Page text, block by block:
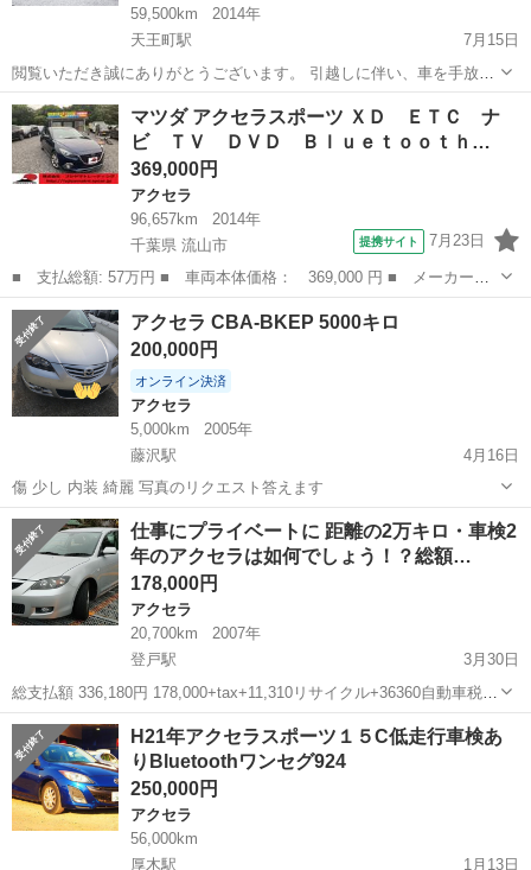
59,500km
2014年
天王町駅
7月15日
閲覧いただき誠にありがとうございます。 引越しに伴い、車を手放す
ことになりましたので掲載いたします。できる限り実車確認可能な方
にお譲りできればと存じます。 【車の紹介】 特徴は主に下記3点で
す。 ①運転好きにピッタリのビッ...
神奈川 横浜市 天王町駅 アクセラ
マツダ アクセラスポーツ ＸＤ ＥＴＣ ナ
ビ ＴＶ ＤＶＤ Ｂｌｕｅｔｏｏｔｈ…
369,000円
アクセラ
96,657km
2014年
千葉県 流山市
提携サイト 7月23日
■ 支払総額: 57万円 ■ 車両本体価格： 369,000 円 ■ メーカー
名： マツダ ■ 車種名： アクセラスポーツ ■ グレード名： Ｘ
Ｄ ＥＴＣ ナビ ＴＶ ＤＶＤ Ｂｌｕｅｔｏｏｔｈ サンルー
フ ドラレコ 電動...
千葉 流山市 アクセラ
アクセラ CBA-BKEP 5000キロ
200,000円
オンライン決済
アクセラ
5,000km
2005年
藤沢駅
4月16日
傷 少し 内装 綺麗 写真のリクエスト答えます
神奈川 藤沢市 藤沢駅 アクセラ 走行距離
仕事にプライベートに 距離の2万キロ・車検2
年のアクセラは如何でしょう！？総額…
178,000円
アクセラ
20,700km
2007年
登戸駅
3月30日
総支払額 336,180円 178,000+tax+11,310リサイクル+36360自動車税
+11,000登録代行+法定点検12,000+69,710車検 ※神奈川県・東京都内
のお見積りとなります ※...
神奈川 川崎市 登戸駅 アクセラ
H21年アクセラスポーツ１５C低走行車検あ
りBluetoothワンセグ924
250,000円
アクセラ
56,000km
厚木駅
1月13日